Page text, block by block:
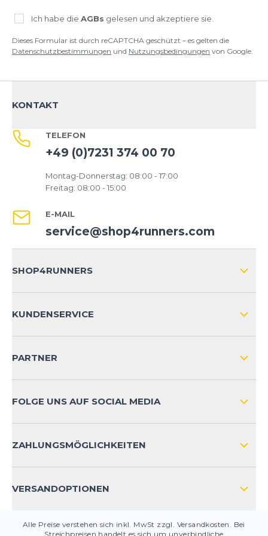
Ich habe die AGBs gelesen und akzeptiere sie.
Dieses Formular ist durch reCAPTCHA geschützt – es gelten die
Datenschutzbestimmungen und Nutzungsbedingungen von Google.
KONTAKT
TELEFON
+49 (0)7231 374 00 70
Montag-Donnerstag: 08:00 - 17:00
Freitag: 08:00 - 15:00
E-MAIL
service@shop4runners.com
SHOP4RUNNERS
KUNDENSERVICE
KONTAKT
PRODUKTSICHERHEIT
PARTNER
FOLGE UNS AUF SOCIAL MEDIA
ZAHLUNGSMÖGLICHKEITEN
VERSANDOPTIONEN
Alle Preise verstehen sich inkl. MwSt zzgl. Versandkosten. Bei
Streichpreisen handelt es sich um unverbindliche